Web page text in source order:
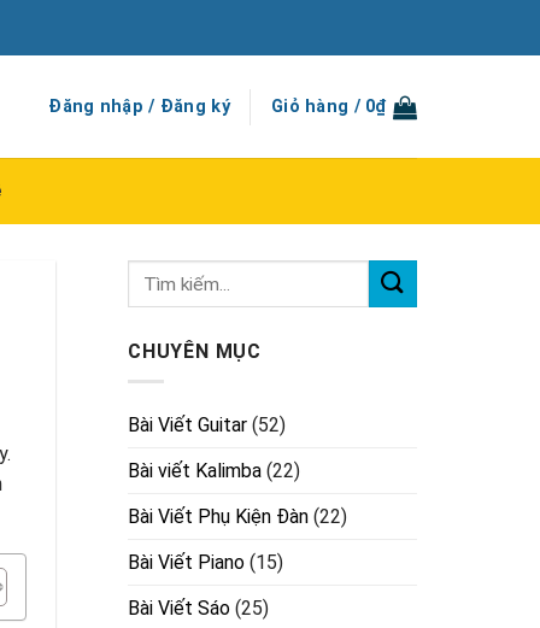
Đăng nhập / Đăng ký Giỏ hàng / 0₫
CHUYÊN MỤC
Bài Viết Guitar (52)
Bài viết Kalimba (22)
Bài Viết Phụ Kiện Đàn (22)
Bài Viết Piano (15)
Bài Viết Sáo (25)